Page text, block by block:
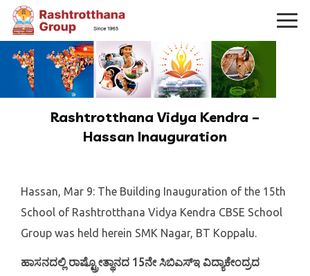
Rashtrotthana Vidya Kendra –
Hassan Inauguration
Hassan, Mar 9: The Building Inauguration of the 15th
School of Rashtrotthana Vidya Kendra CBSE School
Group was held herein SMK Nagar, BT Koppalu.
ಹಾಸನದಲ್ಲಿ ರಾಷ್ಟ್ರೋತ್ಥಾನದ 15ನೇ ಸಿಬಿಎಸ್‍ಇ ವಿದ್ಯಾಕೇಂದ್ರದ